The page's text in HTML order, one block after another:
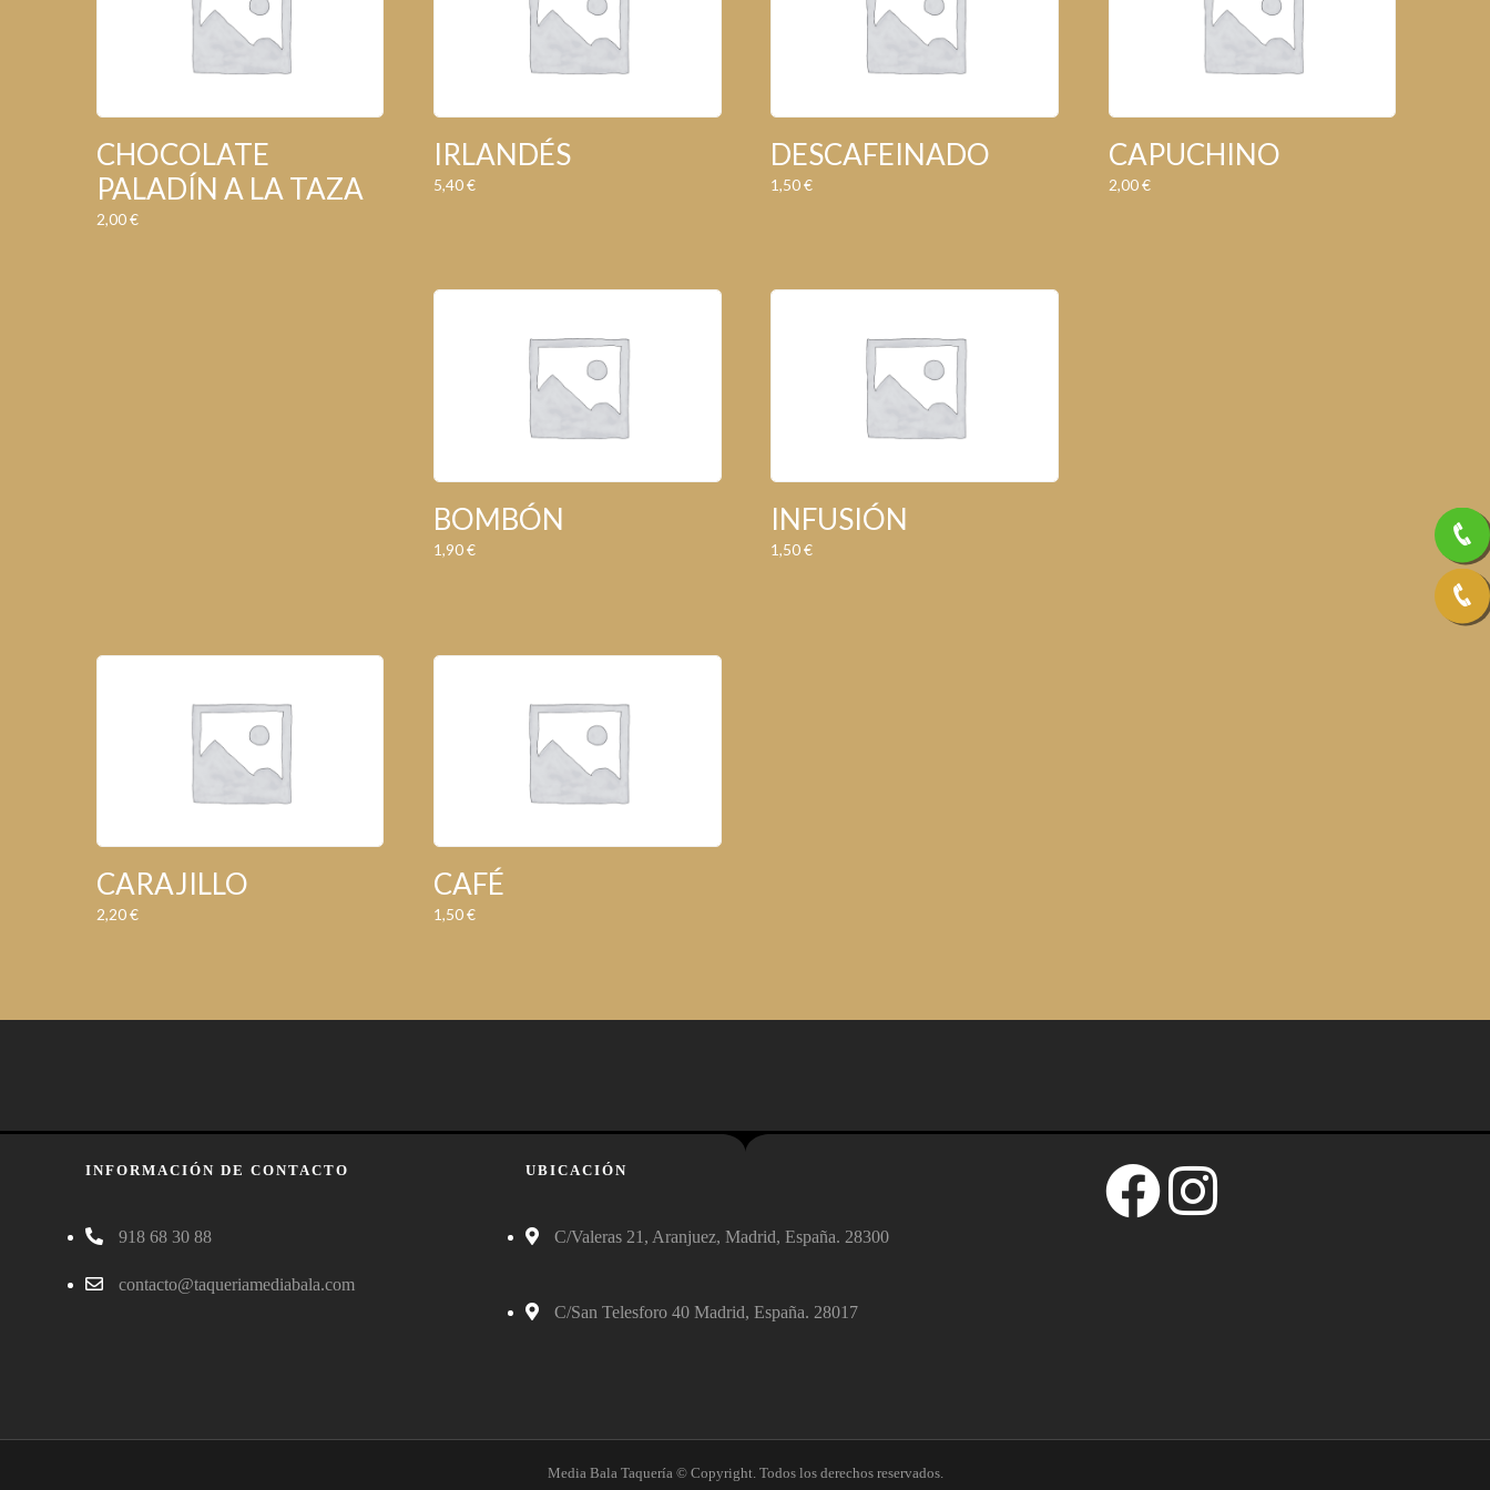
CHOCOLATE
PALADÍN A LA TAZA
2,00€
IRLANDÉS
5,40€
DESCAFEINADO
1,50€
CAPUCHINO
2,00€
BOMBÓN
1,90€
INFUSIÓN
1,50€
CARAJILLO
2,20€
CAFÉ
1,50€
INFORMACIÓN DE CONTACTO
918 68 30 88
contacto@taqueriamediabala.com
UBICACIÓN
C/Valeras 21, Aranjuez, Madrid, España. 28300
C/San Telesforo 40 Madrid, España. 28017
Media Bala Taquería © Copyright. Todos los derechos reservados.